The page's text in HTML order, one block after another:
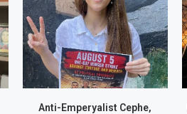
Anti-Emperyalist Cephe,